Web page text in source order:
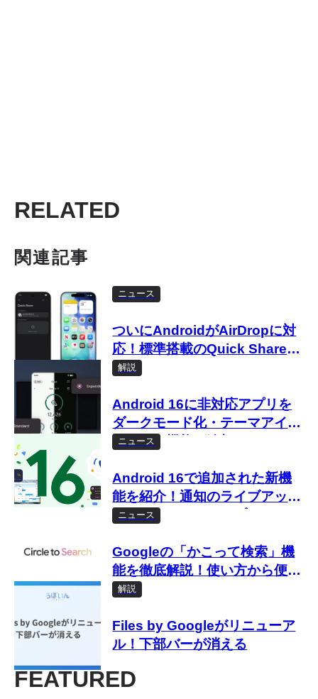
RELATED
関連記事
ニュース
ついにAndroidがAirDropに対
応！標準搭載のQuick Shareで
対応
解説
Android 16に非対応アプリを
ダークモード化・テーマアイコ
ン化する機能が追加 QPR2
ニュース
Android 16で追加された新機
能を紹介！通知のライブアップ
デートやデスクトップモードな
ニュース
Googleの「かこって検索」機
能を徹底解説！使い方から便利
なコツまで
解説
Files by Googleがリニューア
ル！下部バーが消える
FEATURED